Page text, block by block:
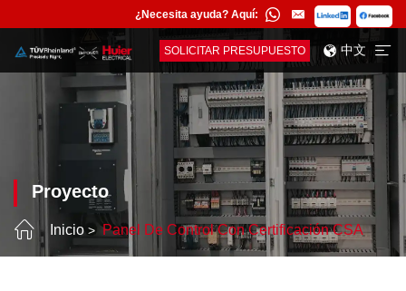
¿Necesita ayuda? Aquí:
SOLICITAR PRESUPUESTO 中文
Proyecto
Inicio Panel De Control Con Certificación CSA